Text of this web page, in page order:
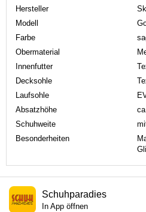
Hersteller
Modell
Farbe
Obermaterial
Innenfutter
Decksohle
Laufsohle
Absatzhöhe
Schuhweite
Besonderheiten
Schuhparadies
In App öffnen